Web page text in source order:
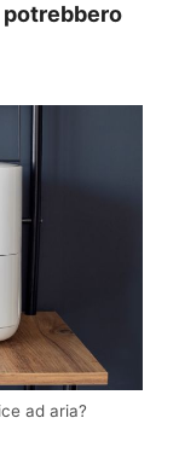
potrebbero
ad aria?